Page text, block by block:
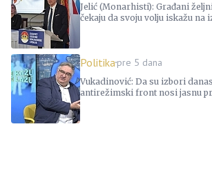
Jelić (Monarhisti): Građani
čekaju da svoju volju iskažu na
Politika pre 5 dana
Vukadinović: Da su izbori
antirežimski front nosi jasnu